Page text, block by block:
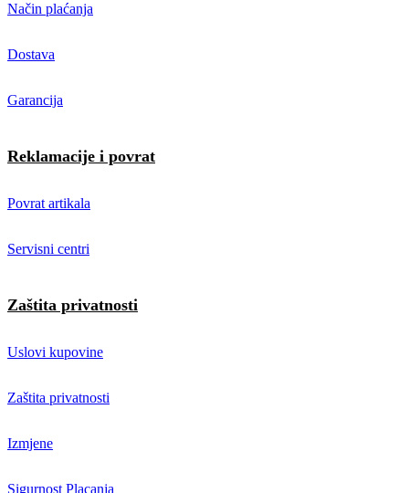
Način plaćanja
Dostava
Garancija
Reklamacije i povrat
Povrat artikala
Servisni centri
Zaštita privatnosti
Uslovi kupovine
Zaštita privatnosti
Izmjene
Sigurnost Placanja